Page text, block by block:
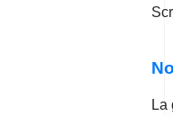
La